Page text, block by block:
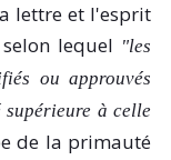
lettre et l'esprit
lequel "les
ou approuvés
à celle
de la primauté